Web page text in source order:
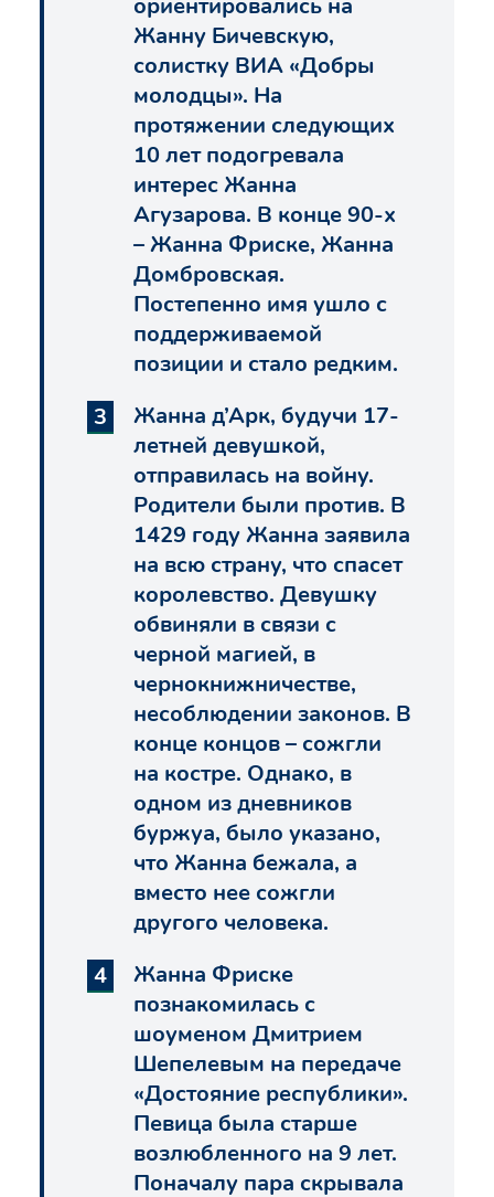
Жанну Бичевскую,
солистку ВИА «Добры
молодцы». На
протяжении следующих
10 лет подогревала
интерес Жанна
Агузарова. В конце 90-х
– Жанна Фриске, Жанна
Домбровская.
Постепенно имя ушло с
поддерживаемой
позиции и стало редким.
Жанна д’Арк, будучи 17-
летней девушкой,
отправилась на войну.
Родители были против. В
1429 году Жанна заявила
на всю страну, что спасет
королевство. Девушку
обвиняли в связи с
черной магией, в
чернокнижничестве,
несоблюдении законов. В
конце концов – сожгли
на костре. Однако, в
одном из дневников
буржуа, было указано,
что Жанна бежала, а
вместо нее сожгли
другого человека.
Жанна Фриске
познакомилась с
шоуменом Дмитрием
Шепелевым на передаче
«Достояние республики».
Певица была старше
возлюбленного на 9 лет.
Поначалу пара скрывала